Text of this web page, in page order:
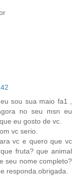
sou sua maio fa1 ,
no seu msn eu
eu gosto de vc.
vc serio.
vc e quero que vc
fruta? que animal
seu nome completo?
responda.obrigada.